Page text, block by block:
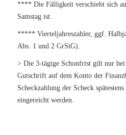
**** Die Fälligkeit verschiebt sich
Samstag ist.
***** Vierteljahreszahler, ggf.
Abs. 1 und 2 GrStG).
> Die 3-tägige Schonfrist gilt nur bei
Gutschrift auf dem Konto der
Scheckzahlung der Scheck
eingereicht werden.